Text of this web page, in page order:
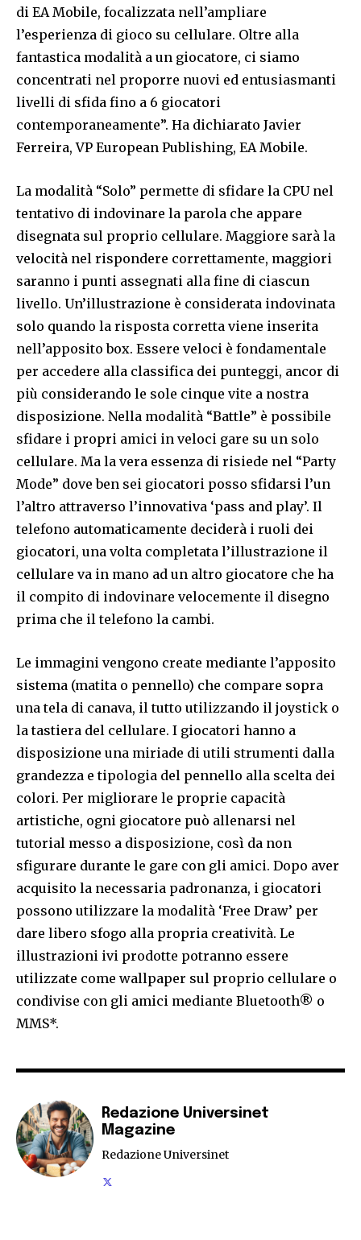
di EA Mobile, focalizzata nell’ampliare
l’esperienza di gioco su cellulare. Oltre alla
fantastica modalità a un giocatore, ci siamo
concentrati nel proporre nuovi ed entusiasmanti
livelli di sfida fino a 6 giocatori
contemporaneamente”. Ha dichiarato Javier
Ferreira, VP European Publishing, EA Mobile.
La modalità “Solo” permette di sfidare la CPU nel
tentativo di indovinare la parola che appare
disegnata sul proprio cellulare. Maggiore sarà la
velocità nel rispondere correttamente, maggiori
saranno i punti assegnati alla fine di ciascun
livello. Un’illustrazione è considerata indovinata
solo quando la risposta corretta viene inserita
nell’apposito box. Essere veloci è fondamentale
per accedere alla classifica dei punteggi, ancor di
più considerando le sole cinque vite a nostra
disposizione. Nella modalità “Battle” è possibile
sfidare i propri amici in veloci gare su un solo
cellulare. Ma la vera essenza di risiede nel “Party
Mode” dove ben sei giocatori posso sfidarsi l’un
l’altro attraverso l’innovativa ‘pass and play’. Il
telefono automaticamente deciderà i ruoli dei
giocatori, una volta completata l’illustrazione il
cellulare va in mano ad un altro giocatore che ha
il compito di indovinare velocemente il disegno
prima che il telefono la cambi.
Le immagini vengono create mediante l’apposito
sistema (matita o pennello) che compare sopra
una tela di canava, il tutto utilizzando il joystick o
la tastiera del cellulare. I giocatori hanno a
disposizione una miriade di utili strumenti dalla
grandezza e tipologia del pennello alla scelta dei
colori. Per migliorare le proprie capacità
artistiche, ogni giocatore può allenarsi nel
tutorial messo a disposizione, così da non
sfigurare durante le gare con gli amici. Dopo aver
acquisito la necessaria padronanza, i giocatori
possono utilizzare la modalità ‘Free Draw’ per
dare libero sfogo alla propria creatività. Le
illustrazioni ivi prodotte potranno essere
utilizzate come wallpaper sul proprio cellulare o
condivise con gli amici mediante Bluetooth® o
MMS*.
Redazione Universinet
Magazine
Redazione Universinet